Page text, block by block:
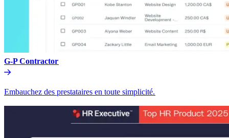
G-P Contractor​​
Embauchez des prestataires en toute simplicité.​​